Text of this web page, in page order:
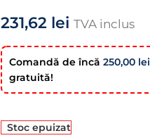
231,62 lei TVA inclus
Comandă de încă 250,00 lei
gratuită!
Stoc epuizat